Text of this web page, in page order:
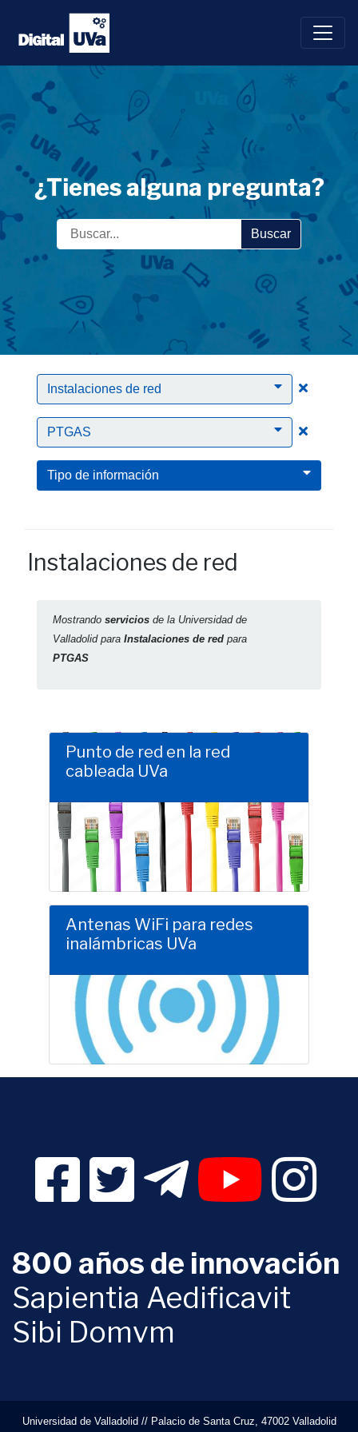
Saltar
contenido
¿Tienes alguna pregunta?
Buscar
Instalaciones de red Clic
PTGAS Clic
Tipo de información
Instalaciones de red
Mostrando servicios de la Universidad de
Valladolid para Instalaciones de red para
PTGAS
Punto de red en la red
cableada UVa
Clic para saber más
Antenas WiFi para redes
inalámbricas UVa
Clic para saber más
Facebook Digital UVa (se abrirá en una nueva
Twitter Digital UVa (se abrirá en una
Telegram Digital UVa (se
YouTube Digital
800 años de innovación
Sapientia Aedificavit
Sibi Domvm
Universidad de Valladolid // Palacio de Santa Cruz, 47002 Valladolid